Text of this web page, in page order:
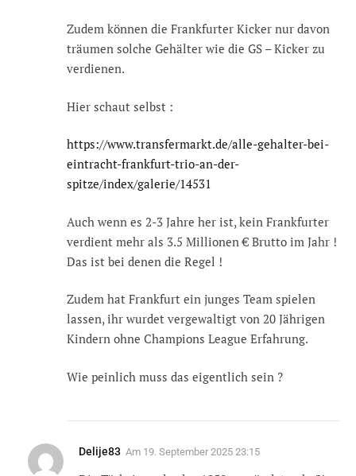
Zudem können die Frankfurter Kicker nur davon
träumen solche Gehälter wie die GS – Kicker zu
verdienen.
Hier schaut selbst :
https://www.transfermarkt.de/alle-gehalter-bei-
eintracht-frankfurt-trio-an-der-
spitze/index/galerie/14531
Auch wenn es 2-3 Jahre her ist, kein Frankfurter
verdient mehr als 3.5 Millionen € Brutto im Jahr !
Das ist bei denen die Regel !
Zudem hat Frankfurt ein junges Team spielen
lassen, ihr wurdet vergewaltigt von 20 Jährigen
Kindern ohne Champions League Erfahrung.
Wie peinlich muss das eigentlich sein ?
Delije83 Am 19. September 2025 23:15